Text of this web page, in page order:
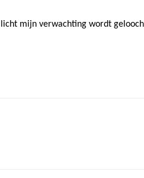
mijn verwachting wordt